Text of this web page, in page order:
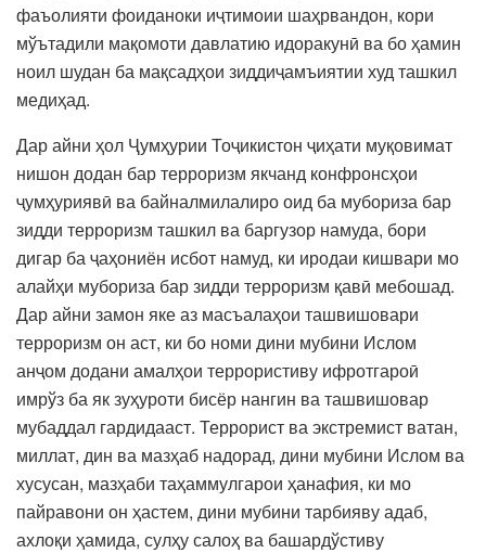
фаъолияти фоиданоки иҷтимоии шаҳрвандон, кори
мўътадили мақомоти давлатию идоракунӣ ва бо ҳамин
ноил шудан ба мақсадҳои зиддиҷамъиятии худ ташкил
медиҳад.
Дар айни ҳол Ҷумҳурии Тоҷикистон ҷиҳати муқовимат
нишон додан бар терроризм якчанд конфронсҳои
ҷумҳуриявӣ ва байналмилалиро оид ба мубориза бар
зидди терроризм ташкил ва баргузор намуда, бори
дигар ба ҷаҳониён исбот намуд, ки иродаи кишвари мо
алайҳи мубориза бар зидди терроризм қавӣ мебошад.
Дар айни замон яке аз масъалаҳои ташвишовари
терроризм он аст, ки бо номи дини мубини Ислом
анҷом додани амалҳои террористиву ифротгароӣ
имрўз ба як зуҳуроти бисёр нангин ва ташвишовар
мубаддал гардидааст. Террорист ва экстремист ватан,
миллат, дин ва мазҳаб надорад, дини мубини Ислом ва
хусусан, мазҳаби таҳаммулгарои ҳанафия, ки мо
пайравони он ҳастем, дини мубини тарбияву адаб,
ахлоқи ҳамида, сулҳу салоҳ ва башардўстиву